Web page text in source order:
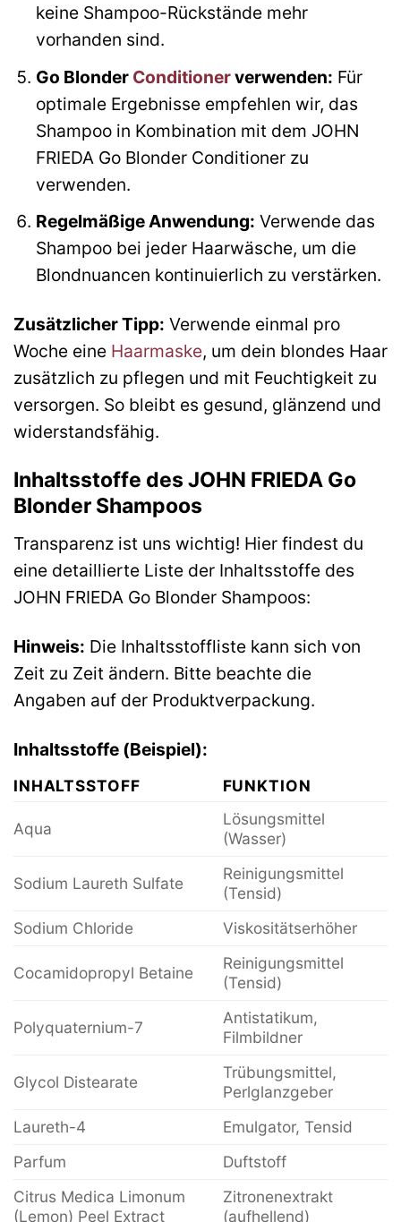
keine Shampoo-Rückstände mehr
vorhanden sind.
Go Blonder Conditionerverwenden: Für
optimale Ergebnisse empfehlen wir, das
Shampoo in Kombination mit dem JOHN
FRIEDA Go Blonder Conditioner zu
verwenden.
Regelmäßige Anwendung: Verwende das
Shampoo bei jeder Haarwäsche, um die
Blondnuancen kontinuierlich zu verstärken.
Zusätzlicher Tipp: Verwende einmal pro
Woche eine Haarmaske, um dein blondes Haar
zusätzlich zu pflegen und mit Feuchtigkeit zu
versorgen. So bleibt es gesund, glänzend und
widerstandsfähig.
Inhaltsstoffe des JOHN FRIEDA Go
Blonder Shampoos
Transparenz ist uns wichtig! Hier findest du
eine detaillierte Liste der Inhaltsstoffe des
JOHN FRIEDA Go Blonder Shampoos:
Hinweis: Die Inhaltsstoffliste kann sich von
Zeit zu Zeit ändern. Bitte beachte die
Angaben auf der Produktverpackung.
Inhaltsstoffe (Beispiel):
INHALTSSTOFF FUNKTION
Aqua
Lösungsmittel
(Wasser)
Sodium Laureth Sulfate
Reinigungsmittel
(Tensid)
Sodium Chloride
Viskositätserhöher
Cocamidopropyl Betaine
Reinigungsmittel
(Tensid)
Polyquaternium-7
Antistatikum,
Filmbildner
Glycol Distearate
Trübungsmittel,
Perlglanzgeber
Laureth-4
Emulgator, Tensid
Parfum
Duftstoff
Citrus Medica Limonum
(Lemon) Peel Extract
Zitronenextrakt
(aufhellend)